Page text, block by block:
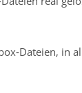
Dateien, in